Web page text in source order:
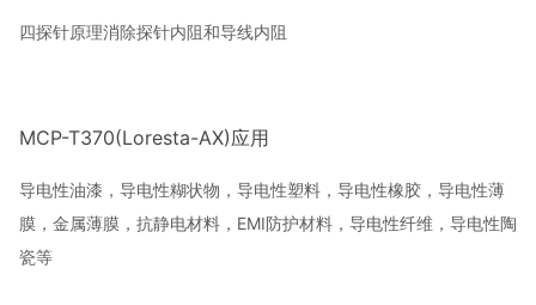
四探针原理消除探针内阻和导线内阻
MCP-T370(Loresta-AX)应用
导电性油漆，导电性糊状物，导电性塑料，导电性橡胶，导电性薄
膜，金属薄膜，抗静电材料，EMI防护材料，导电性纤维，导电性陶
瓷等